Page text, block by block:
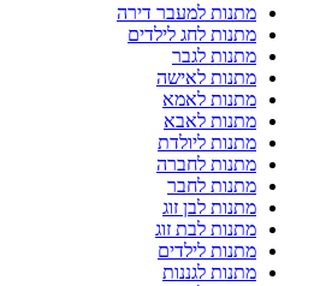
מתנות למעבר דירה
מתנות לחג לילדים
מתנות לגבר
מתנות לאישה
מתנות לאמא
מתנות לאבא
מתנות ליולדת
מתנות לחברה
מתנות לחבר
מתנות לבן זוג
מתנות לבת זוג
מתנות לילדים
מתנות לגננות